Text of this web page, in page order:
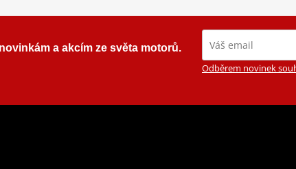
a akcím ze světa motorů.
Odběrem novinek